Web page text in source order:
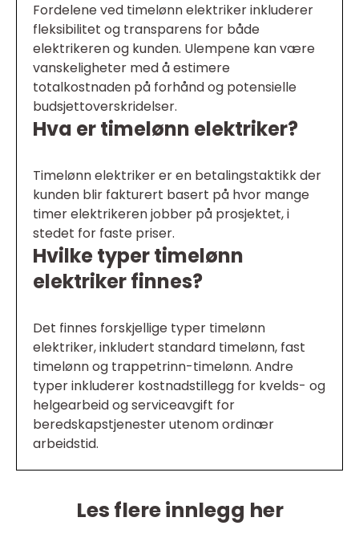
Fordelene ved timelønn elektriker inkluderer
fleksibilitet og transparens for både
elektrikeren og kunden. Ulempene kan være
vanskeligheter med å estimere
totalkostnaden på forhånd og potensielle
budsjettoverskridelser.
Hva er timelønn elektriker?
Timelønn elektriker er en betalingstaktikk der
kunden blir fakturert basert på hvor mange
timer elektrikeren jobber på prosjektet, i
stedet for faste priser.
Hvilke typer timelønn
elektriker finnes?
Det finnes forskjellige typer timelønn
elektriker, inkludert standard timelønn, fast
timelønn og trappetrinn-timelønn. Andre
typer inkluderer kostnadstillegg for kvelds- og
helgearbeid og serviceavgift for
beredskapstjenester utenom ordinær
arbeidstid.
Les flere innlegg her